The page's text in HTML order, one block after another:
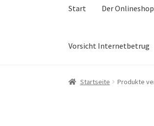
Start Der Onlineshop
Vorsicht Internetbetrug
Startseite Produkte